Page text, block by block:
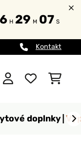
H 29 M 06 S
Kontakt
doplnky